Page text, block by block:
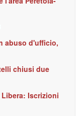
abuso d'ufficio,
chiusi due
Iscrizioni